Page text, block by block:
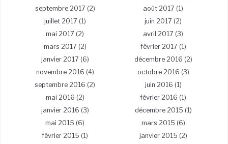
septembre 2017 (2) août 2017 (1)
juillet 2017 (1) juin 2017 (2)
mai 2017 (2) avril 2017 (3)
mars 2017 (2) février 2017 (1)
janvier 2017 (6) décembre 2016 (2)
novembre 2016 (4) octobre 2016 (3)
septembre 2016 (2) juin 2016 (1)
mai 2016 (2) février 2016 (1)
janvier 2016 (3) décembre 2015 (1)
mai 2015 (6) mars 2015 (6)
février 2015 (1) janvier 2015 (2)